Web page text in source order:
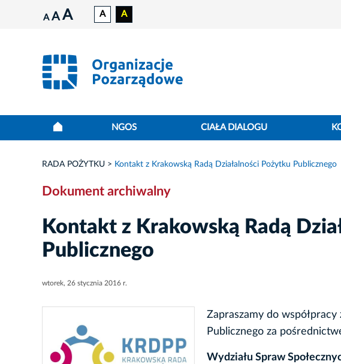
A A A A A
NGOS CIAŁA DIALOGU
RADA POŻYTKU Kontakt z Krakowską Radą Działalności Pożytku Publicznego
Dokument archiwalny
Kontakt z Krakowską Radą
Publicznego
wtorek, 26 stycznia 2016 r.
Zapraszamy do współpracy
Publicznego za
Wydziału Spraw